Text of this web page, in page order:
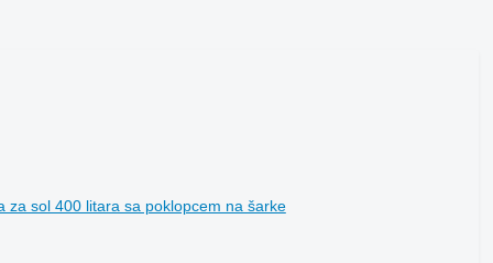
za sol 400 litara sa poklopcem na šarke